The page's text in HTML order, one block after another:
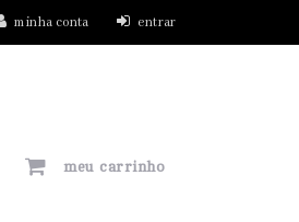
minha conta entrar
meu carrinho